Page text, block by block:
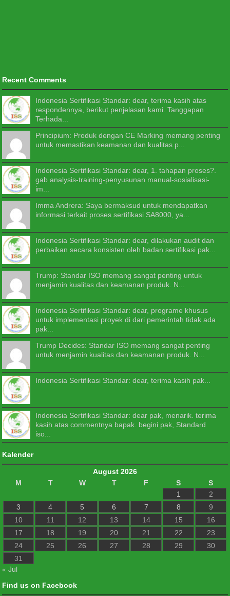
Recent Comments
Indonesia Sertifikasi Standar: dear, terima kasih atas
respondennya, berikut penjelasan kami. Tanggapan
Terhada...
Principium: Produk dengan CE Marking memang penting
untuk memastikan keamanan dan kualitas p...
Indonesia Sertifikasi Standar: dear, 1. tahapan proses?.
gab analysis-training-penyusunan manual-sosialisasi-
im...
Imma Andrera: Saya bermaksud untuk mendapatkan
informasi terkait proses sertifikasi SA8000, ya...
Indonesia Sertifikasi Standar: dear, dilakukan audit dan
perbaikan secara konsisten oleh badan sertifikasi pak...
Trump: Standar ISO memang sangat penting untuk
menjamin kualitas dan keamanan produk. N...
Indonesia Sertifikasi Standar: dear, programe khusus
untuk implementasi proyek di dari pemerintah tidak ada
pak...
Trump Decides: Standar ISO memang sangat penting
untuk menjamin kualitas dan keamanan produk. N...
Indonesia Sertifikasi Standar: dear, terima kasih pak...
Indonesia Sertifikasi Standar: dear pak, menarik. terima
kasih atas commentnya bapak. begini pak, Standard
iso...
Kalender
August 2026
M
T W T F S
S
1
2
3
4 5 6 7 8
9
10
11 12 13 14 15
16
17
18 19 20 21 22
23
24
25 26 27 28 29
30
31
« Jul
Find us on Facebook